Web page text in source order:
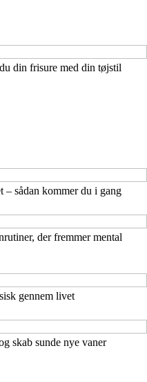
din frisure med din tøjstil
– sådan kommer du i gang
der fremmer mental
gennem livet
skab sunde nye vaner